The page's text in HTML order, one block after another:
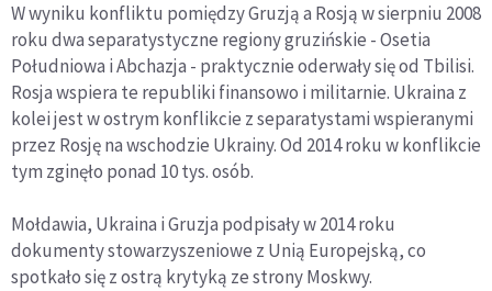
W wyniku konfliktu pomiędzy Gruzją a Rosją w sierpniu 2008
roku dwa separatystyczne regiony gruzińskie - Osetia
Południowa i Abchazja - praktycznie oderwały się od Tbilisi.
Rosja wspiera te republiki finansowo i militarnie. Ukraina z
kolei jest w ostrym konflikcie z separatystami wspieranymi
przez Rosję na wschodzie Ukrainy. Od 2014 roku w konflikcie
tym zginęło ponad 10 tys. osób.
Mołdawia, Ukraina i Gruzja podpisały w 2014 roku
dokumenty stowarzyszeniowe z Unią Europejską, co
spotkało się z ostrą krytyką ze strony Moskwy.